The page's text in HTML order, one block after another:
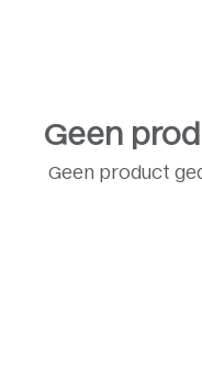
Geen
Geen product